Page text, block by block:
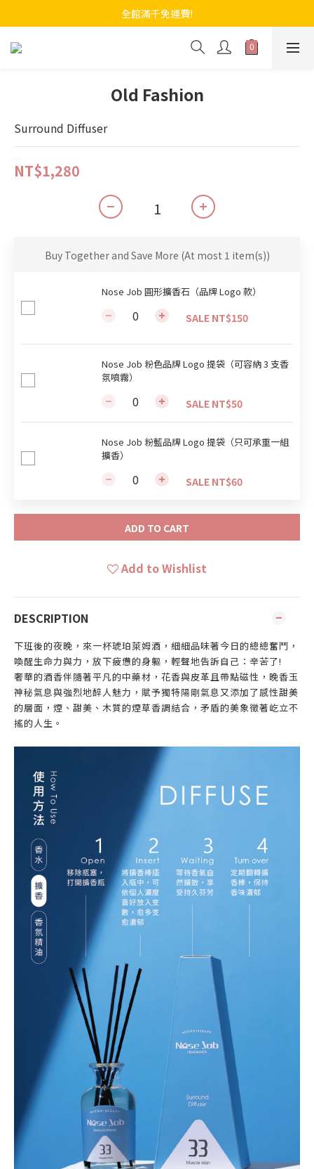
全館滿千免運費!
Old Fashion
Surround Diffuser
NT$1,280
Buy Together and Save More (At most 1 item(s))
Nose Job 圓形擴香石（品牌 Logo 款）
SALE NT$150
Nose Job 粉色品牌 Logo 提袋（可容納 3 支香
氛噴霧）
SALE NT$50
Nose Job 粉藍品牌 Logo 提袋（只可承重一組
擴香）
SALE NT$60
ADD TO CART
Add to Wishlist
DESCRIPTION
下班後的夜晚，來一杯琥珀萊姆酒，細細品味著今日的總總奮鬥，
喚醒生命力與力，放下疲憊的身軀，輕聲地告訴自己：辛苦了!
奢華的酒香伴隨著平凡的中藥材，花香與皮革且帶點磁性，晚香玉
神秘氣息與強烈地醉人魅力，賦予獨特陽剛氣息又添加了感性甜美
的層面，煙、甜美、木質的煙草香調結合，矛盾的美象徵著屹立不
搖的人生。